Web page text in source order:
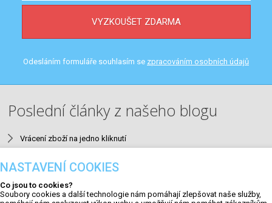
VYZKOUŠET ZDARMA
Odesláním formuláře souhlasím se zpracováním osobních údajů
Poslední články z našeho blogu
Vrácení zboží na jedno kliknutí
Aktualizace #23
NASTAVENÍ COOKIES
Co jsou to cookies?
Soubory cookies a další technologie nám pomáhají zlepšovat naše služby,